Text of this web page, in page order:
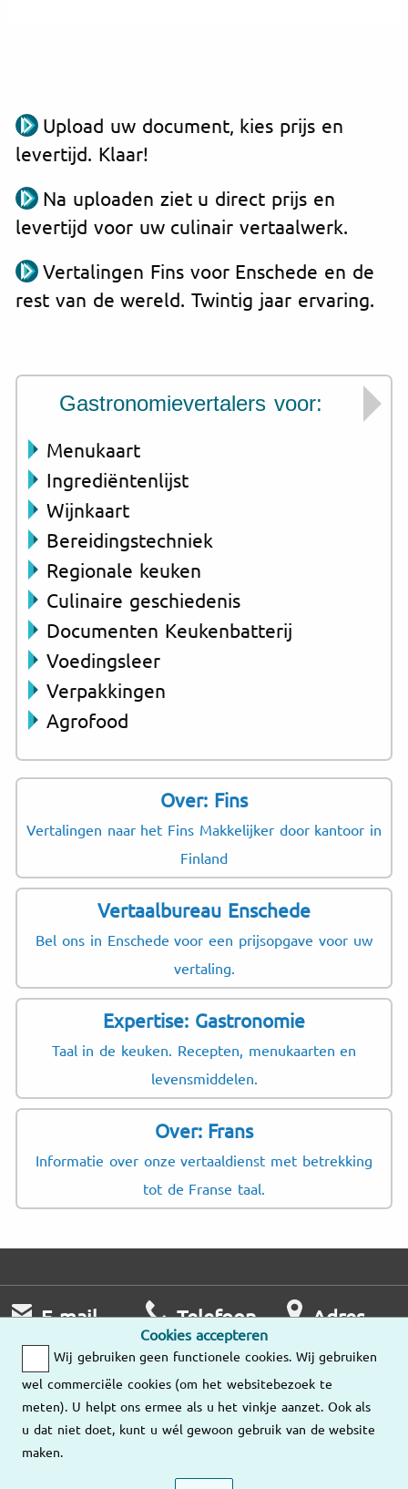
Upload uw document, kies prijs en
levertijd. Klaar!
Na uploaden ziet u direct prijs en
levertijd voor uw culinair vertaalwerk.
Vertalingen Fins voor Enschede en de
rest van de wereld. Twintig jaar ervaring.
Gastronomievertalers voor:
Menukaart
Ingrediëntenlijst
Wijnkaart
Bereidingstechniek
Regionale keuken
Culinaire geschiedenis
Documenten Keukenbatterij
Voedingsleer
Verpakkingen
Agrofood
Over: Fins
Vertalingen naar het Fins Makkelijker door kantoor in
Finland
Vertaalbureau Enschede
Bel ons in Enschede voor een prijsopgave voor uw
vertaling.
Expertise: Gastronomie
Taal in de keuken. Recepten, menukaarten en
levensmiddelen.
Over: Frans
Informatie over onze vertaaldienst met betrekking
tot de Franse taal.
Cookies accepteren
Wij gebruiken geen functionele cookies. Wij gebruiken
wel commerciële cookies (om het websitebezoek te
meten). U helpt ons ermee als u het vinkje aanzet. Ook als
u dat niet doet, kunt u wél gewoon gebruik van de website
maken.
E-mail
Wij nemen zo
snel mogelijk
contact met u op.
Stuur ons een
Telefoon
Ma – Vr
036-534 89 10
Adres
Onze
vestigingen